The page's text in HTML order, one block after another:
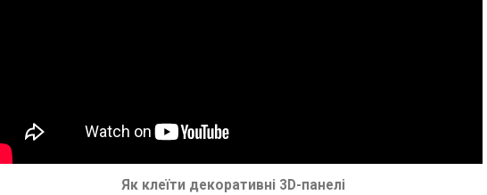
Як клеїти декоративні 3D-панелі